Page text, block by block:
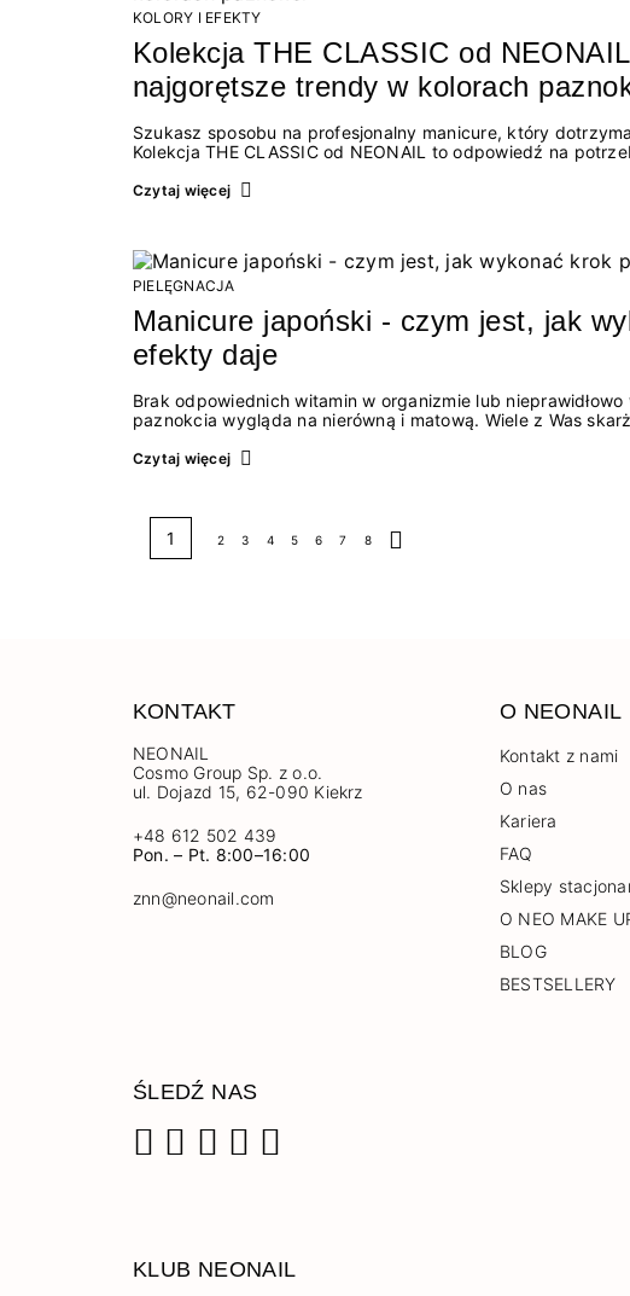
KOLORY I EFEKTY
Kolekcja THE CLASSIC od
najgorętsze trendy w kolorach
Szukasz sposobu na profesjonalny manicure, który
Kolekcja THE CLASSIC od NEONAIL to odpowiedź na
linia od NEONAIL, która łączy tradycyjną metodę aplikacji z
Czytaj więcej
PIELĘGNACJA
Manicure japoński - czym jest, jak
efekty daje
Brak odpowiednich witamin w organizmie lub
paznokcia wygląda na nierówną i matową. Wiele z Was
manicure japoński? ● Jak często wykonywać manicure japoński ● Jak samemu zrobić manicure
Czytaj więcej
1 2 3 4 5 6 7 8
KONTAKT
NEONAIL
Cosmo Group Sp. z o.o.
ul. Dojazd 15, 62-090 Kiekrz
+48 612 502 439
Pon. – Pt. 8:00–16:00
znn@neonail.com
O NEONAIL
Kontakt z nami
O nas
Kariera
FAQ
Sklepy
O NEO MAKE
BLOG
BESTSELLERY
ŚLEDŹ NAS
KLUB NEONAIL